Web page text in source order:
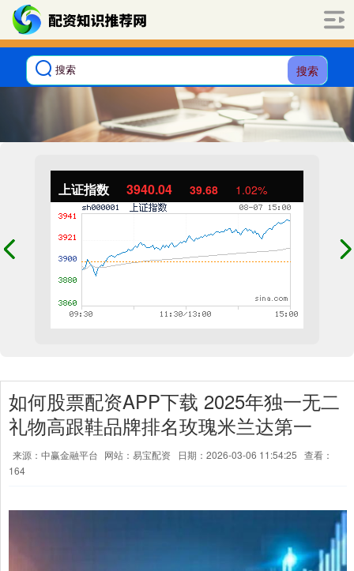
搜索
上证指数 3940.04 39.68 1.02%
如何股票配资APP下载 2025年独一无二
礼物高跟鞋品牌排名玫瑰米兰达第一
来源：中赢金融平台 网站：易宝配资 日期：2026-03-06 11:54:25 查看：
164